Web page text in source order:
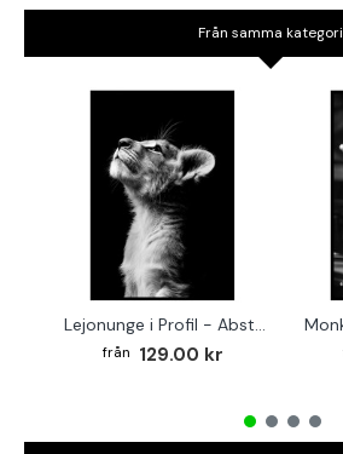
Från samma kategori
Lejonunge i Profil - Abstrakt poster i svartvitt
129.00 kr